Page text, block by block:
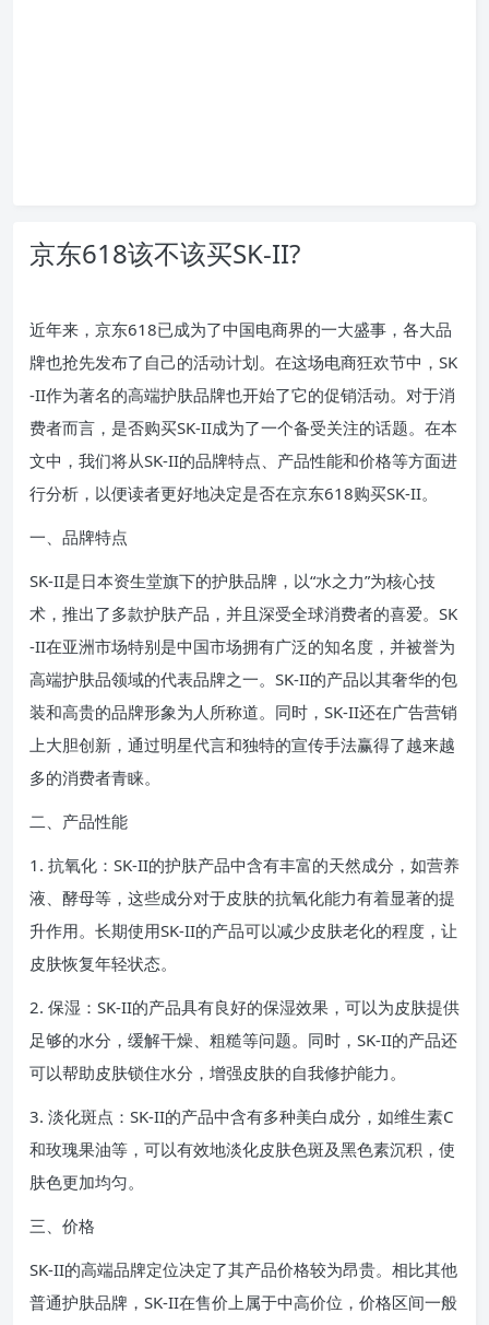
京东618该不该买SK-II?
近年来，京东618已成为了中国电商界的一大盛事，各大品
牌也抢先发布了自己的活动计划。在这场电商狂欢节中，SK
-II作为著名的高端护肤品牌也开始了它的促销活动。对于消
费者而言，是否购买SK-II成为了一个备受关注的话题。在本
文中，我们将从SK-II的品牌特点、产品性能和价格等方面进
行分析，以便读者更好地决定是否在京东618购买SK-II。
一、品牌特点
SK-II是日本资生堂旗下的护肤品牌，以“水之力”为核心技
术，推出了多款护肤产品，并且深受全球消费者的喜爱。SK
-II在亚洲市场特别是中国市场拥有广泛的知名度，并被誉为
高端护肤品领域的代表品牌之一。SK-II的产品以其奢华的包
装和高贵的品牌形象为人所称道。同时，SK-II还在广告营销
上大胆创新，通过明星代言和独特的宣传手法赢得了越来越
多的消费者青睐。
二、产品性能
1. 抗氧化：SK-II的护肤产品中含有丰富的天然成分，如营养
液、酵母等，这些成分对于皮肤的抗氧化能力有着显著的提
升作用。长期使用SK-II的产品可以减少皮肤老化的程度，让
皮肤恢复年轻状态。
2. 保湿：SK-II的产品具有良好的保湿效果，可以为皮肤提供
足够的水分，缓解干燥、粗糙等问题。同时，SK-II的产品还
可以帮助皮肤锁住水分，增强皮肤的自我修护能力。
3. 淡化斑点：SK-II的产品中含有多种美白成分，如维生素C
和玫瑰果油等，可以有效地淡化皮肤色斑及黑色素沉积，使
肤色更加均匀。
三、价格
SK-II的高端品牌定位决定了其产品价格较为昂贵。相比其他
普通护肤品牌，SK-II在售价上属于中高价位，价格区间一般